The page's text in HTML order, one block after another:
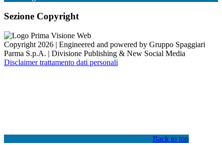
Sezione Copyright
Copyright 2026 | Engineered and powered by Gruppo Spaggiari
Parma S.p.A. | Divisione Publishing & New Social Media
Disclaimer trattamento dati personali
Back to top